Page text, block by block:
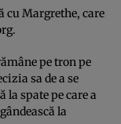
cu Margrethe, care
pe tron pe
sa de a se
la spate pe care a
la